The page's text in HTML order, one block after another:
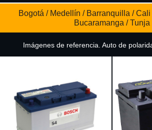
Bogotá / Medellín / Barranquilla /
Bucaramanga / Tunja
Imágenes de referencia. Auto de